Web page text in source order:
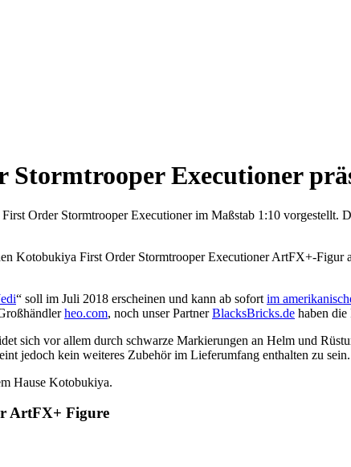
Executioner
Order Stormtrooper Executioner im Maßstab 1:10 vorgestellt.
Kotobukiya First Order Stormtrooper Executioner ArtFX+-Figur
“ soll im Juli 2018 erscheinen und kann ab sofort im
heo.com, noch unser PartnerBlacksBricks.de haben
sich vor allem durch schwarze Markierungen an Helm und
jedoch kein weiteres Zubehör im Lieferumfang enthalten zu sein.
Hause Kotobukiya.
ArtFX+ Figure